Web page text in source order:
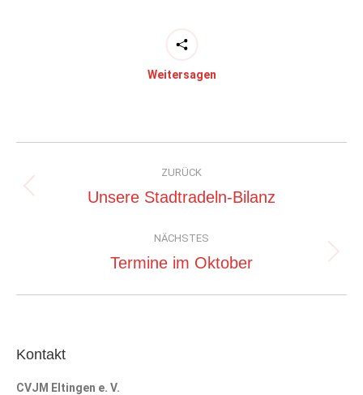
Weitersagen
ZURÜCK
Vorheriger
Unsere Stadtradeln-Bilanz
NÄCHSTES
Nächster
Termine im Oktober
Kontakt
CVJM Eltingen e. V.